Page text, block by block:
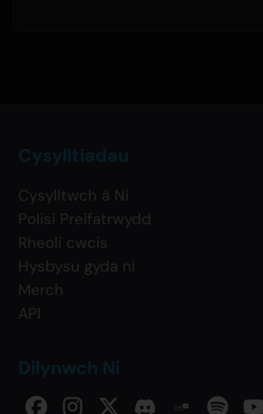
Cysylltiadau
Cysylltwch â Ni
Polisi Preifatrwydd
Rheoli cwcis
Hysbysu gyda ni
Merch
API
Dilynwch Ni